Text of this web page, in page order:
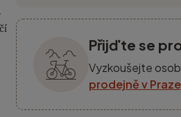
Přijďte se
Vyzkoušejte
prodejně v Praze